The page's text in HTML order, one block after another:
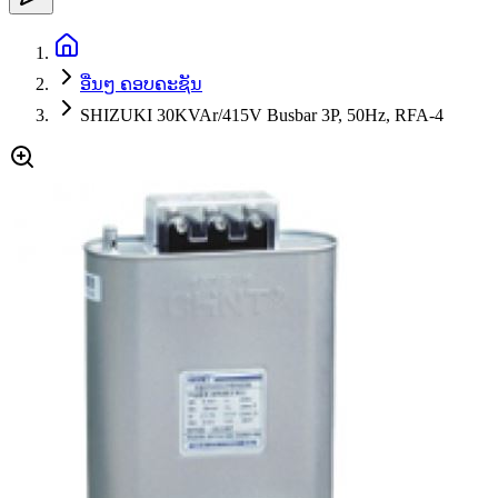
ອື່ນໆ ຄອບຄະຊັນ
SHIZUKI 30KVAr/415V Busbar 3P, 50Hz, RFA-4